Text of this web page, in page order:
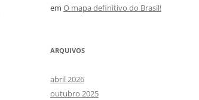
em O mapa definitivo do Brasil!
ARQUIVOS
abril 2026
outubro 2025